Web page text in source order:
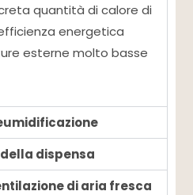
quantità di calore di
energetica
esterne molto basse
dispensa
di aria fresca